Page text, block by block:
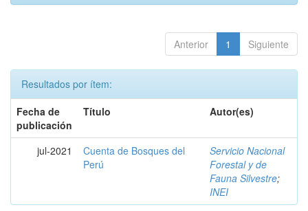
Anterior 1 Siguiente
Resultados por ítem:
Fecha de
publicación
Título Autor(es)
jul-2021
Cuenta de Bosques del
Perú
Servicio Nacional
Forestal y de
Fauna Silvestre;
INEI